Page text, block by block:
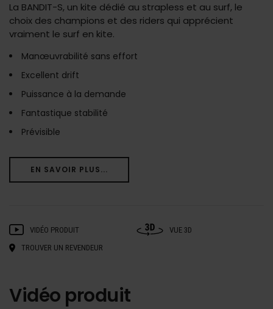
La BANDIT-S, un kite dédié au strapless et au surf, le
choix des champions et des riders qui apprécient
vraiment le surf en kite.
Manœuvrabilité sans effort
Excellent drift
Puissance à la demande
Fantastique stabilité
Prévisible
EN SAVOIR PLUS...
VIDÉO PRODUIT
VUE 3D
TROUVER UN REVENDEUR
Vidéo produit